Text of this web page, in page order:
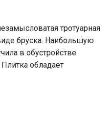
тротуарная
бруска. Наибольшую
в обустройстве
обладает